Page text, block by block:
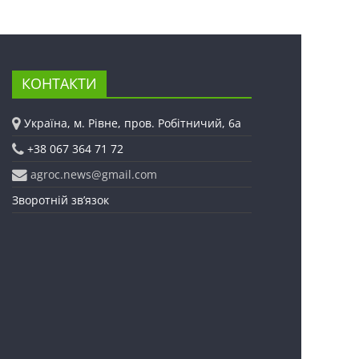
КОНТАКТИ
Україна, м. Рівне, пров. Робітничий, 6а
+38 067 364 71 72
agroc.news@gmail.com
Зворотній зв’язок